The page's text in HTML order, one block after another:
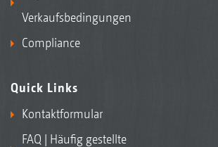
Verkaufsbedingungen
Compliance
Quick Links
Kontaktformular
FAQ | Häufig gestellte